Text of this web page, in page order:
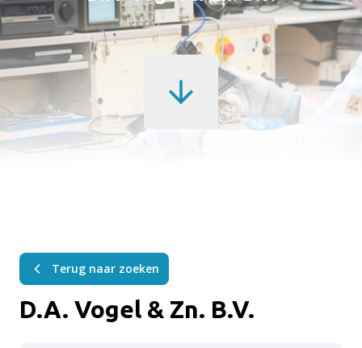
Terug naar zoeken
D.A. Vogel & Zn. B.V.